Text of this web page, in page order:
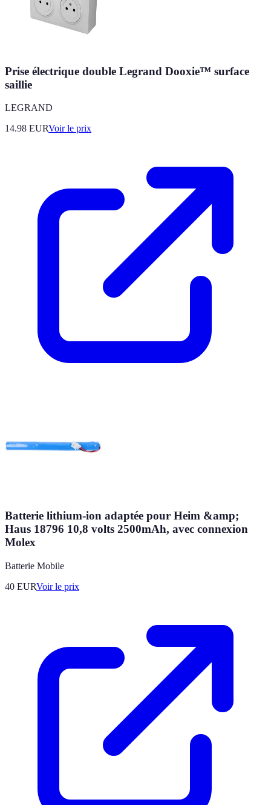
Prise électrique double Legrand Dooxie™ surface
saillie
LEGRAND
14.98 EURVoir le prix
Batterie lithium-ion adaptée pour Heim &amp;
Haus 18796 10,8 volts 2500mAh, avec connexion
Molex
Batterie Mobile
40 EURVoir le prix